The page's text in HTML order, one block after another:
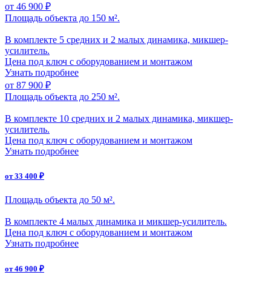
от 46 900 ₽
Площадь объекта до 150 м².
В комплекте 5 средних и 2 малых динамика, микшер-
усилитель.
Цена под ключ с оборудованием и монтажом
Узнать подробнее
от 87 900 ₽
Площадь объекта до 250 м².
В комплекте 10 средних и 2 малых динамика, микшер-
усилитель.
Цена под ключ с оборудованием и монтажом
Узнать подробнее
от 33 400 ₽
Площадь объекта до 50 м².
В комплекте 4 малых динамика и микшер-усилитель.
Цена под ключ с оборудованием и монтажом
Узнать подробнее
от 46 900 ₽